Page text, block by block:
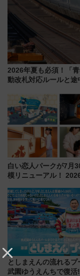
2026年夏も必須！「
動改札対応ルールと途
白い恋人パークが7月
模リニューアル！
と料金・アクセスを徹
（札幌市）
としまえんの流れるプ
武園ゆうえんちで復